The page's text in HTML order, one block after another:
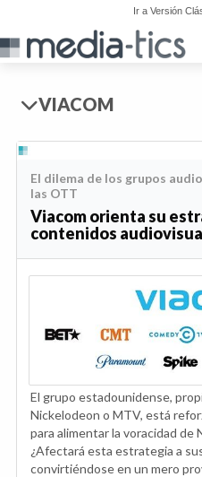
Ir a Versión
VIACOM
El dilema de los grupos
las OTT
Viacom orienta su
contenidos
El grupo estadounidense,
Nickelodeon o MTV, está
para alimentar la voracidad de
¿Afectará esta estrategia a
convirtiéndose en un mero